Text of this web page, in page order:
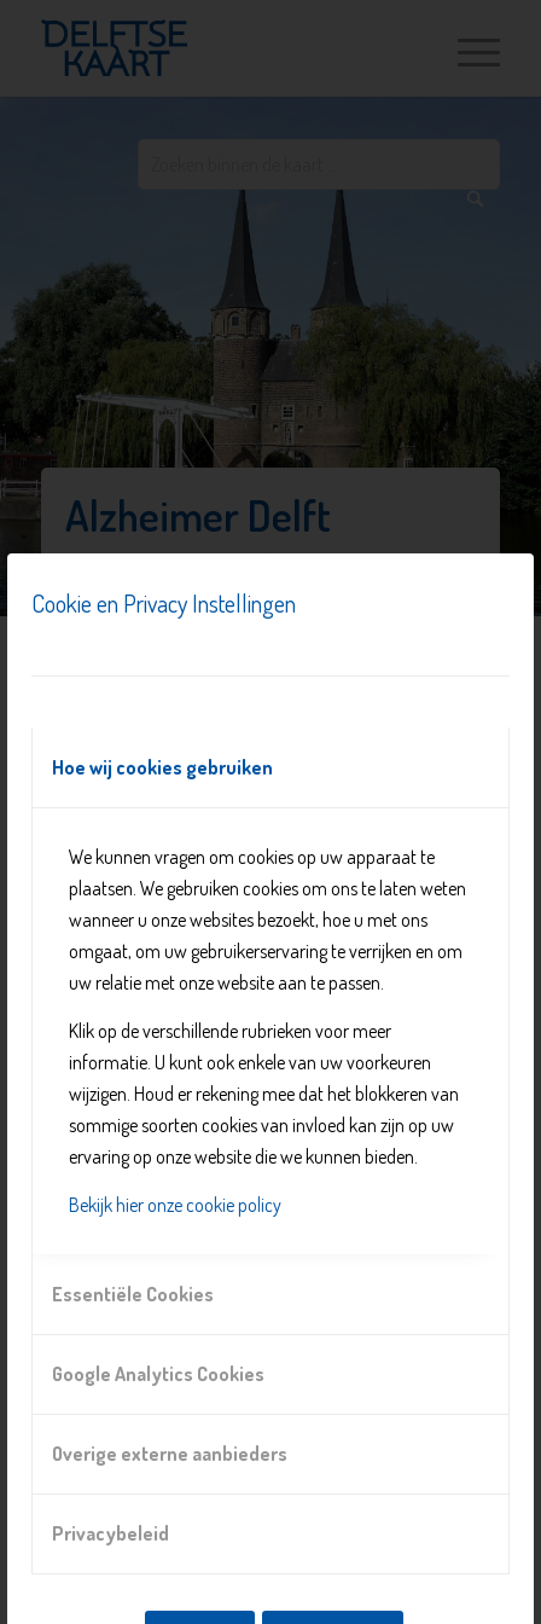
Cookie en Privacy Instellingen
Hoe wij cookies gebruiken
We kunnen vragen om cookies op uw apparaat te
plaatsen. We gebruiken cookies om ons te laten weten
wanneer u onze websites bezoekt, hoe u met ons
omgaat, om uw gebruikerservaring te verrijken en om
uw relatie met onze website aan te passen.
Klik op de verschillende rubrieken voor meer
informatie. U kunt ook enkele van uw voorkeuren
wijzigen. Houd er rekening mee dat het blokkeren van
sommige soorten cookies van invloed kan zijn op uw
ervaring op onze website die we kunnen bieden.
Bekijk hier onze cookie policy
Essentiële Cookies
Google Analytics Cookies
Overige externe aanbieders
Privacybeleid
Organisatie
Telefoonnummer: 06 3059 4695
Website:https://alzheimerdwo.nl/
Alzheimer Nederland afdeling Delft
Prijs
Alzheimer Delft
Alzheimer Delft biedt ondersteuning voor mensen met
Dementie en hun mantelzorgers. Daarnaast is er een
belangenbehartiging.